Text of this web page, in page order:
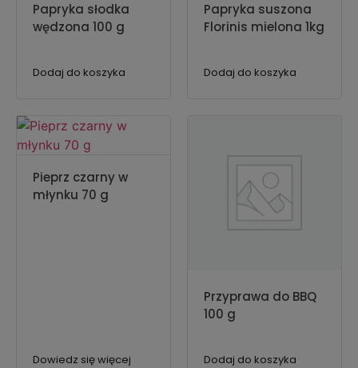
Papryka słodka
wędzona 100 g
Dodaj do koszyka
Papryka suszona
Florinis mielona 1kg
Dodaj do koszyka
Pieprz czarny w
młynku 70 g
Dowiedz się więcej
Przyprawa do BBQ
100 g
Dodaj do koszyka